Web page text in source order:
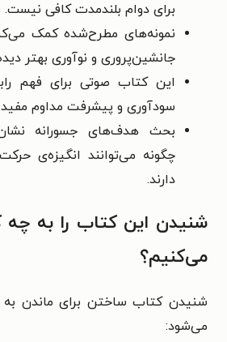
برای دوام بلندمدت کافی نیست.
نمونه‌های مطرح‌شده کمک
جانشین‌پروری و نوآوری بهتر
این کتاب صوتی برای فهم
سودآوری و پیشرفت مداوم
بحث هدف‌های جسورانه
چگونه می‌توانند انگیزه‌ی
دارند.
شنیدن این کتاب را به چه
می‌کنیم؟
شنیدن کتاب ساختن برای ماندن به
می‌شود: